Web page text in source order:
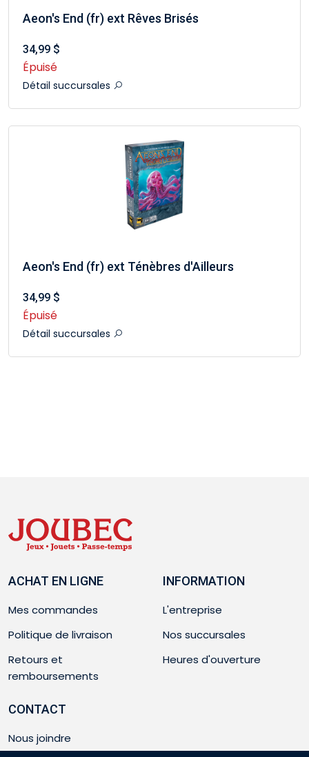
Aeon's End (fr) ext Rêves Brisés
34,99 $
Épuisé
Détail succursales
Aeon's End (fr) ext Ténèbres d'Ailleurs
34,99 $
Épuisé
Détail succursales
ACHAT EN LIGNE
Mes commandes
Politique de livraison
Retours et
remboursements
INFORMATION
L'entreprise
Nos succursales
Heures d'ouverture
CONTACT
Nous joindre